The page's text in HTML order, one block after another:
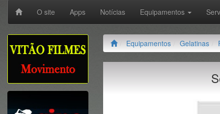
O site Apps Notícias Equipamentos
Equipamentos Gelatinas